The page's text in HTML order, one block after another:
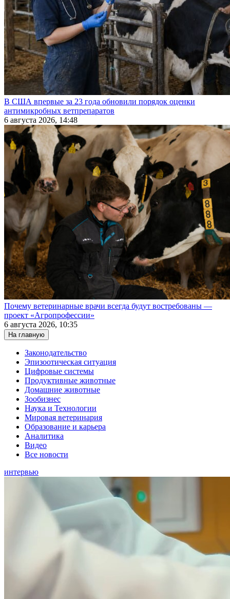
В США впервые за 23 года обновили порядок оценки
антимикробных ветпрепаратов
6 августа 2026, 14:48
Почему ветеринарные врачи всегда будут востребованы —
проект «Агропрофессии»
6 августа 2026, 10:35
На главную
Законодательство
Эпизоотическая ситуация
Цифровые системы
Продуктивные животные
Домашние животные
Зообизнес
Наука и Технологии
Мировая ветеринария
Образование и карьера
Аналитика
Видео
Все новости
интервью